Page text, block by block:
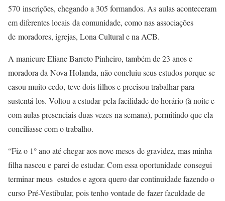
570 inscrições, chegando a 305 formandos. As aulas aconteceram
em diferentes locais da comunidade, como nas associações
de moradores, igrejas, Lona Cultural e na ACB.
A manicure Eliane Barreto Pinheiro, também de 23 anos e
moradora da Nova Holanda, não concluiu seus estudos porque se
casou muito cedo, teve dois filhos e precisou trabalhar para
sustentá-los. Voltou a estudar pela facilidade do horário (à noite e
com aulas presenciais duas vezes na semana), permitindo que ela
conciliasse com o trabalho.
“Fiz o 1° ano até chegar aos nove meses de gravidez, mas minha
filha nasceu e parei de estudar. Com essa oportunidade consegui
terminar meus estudos e agora quero dar continuidade fazendo o
curso Pré-Vestibular, pois tenho vontade de fazer faculdade de